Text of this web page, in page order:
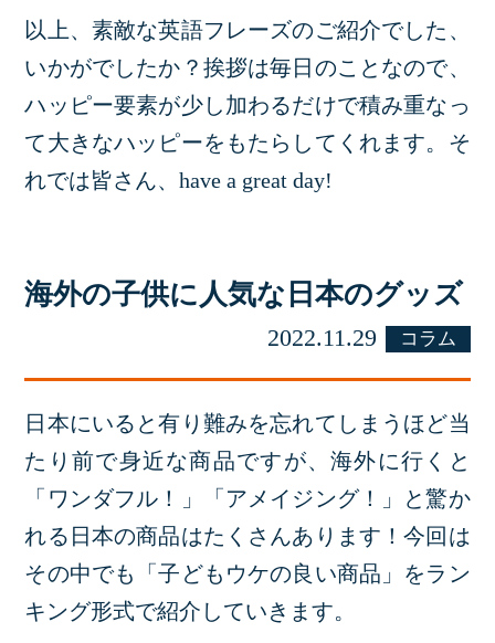
以上、素敵な英語フレーズのご紹介でした、
いかがでしたか？挨拶は毎日のことなので、
ハッピー要素が少し加わるだけで積み重なっ
て大きなハッピーをもたらしてくれます。そ
れでは皆さん、have a great day!
海外の子供に人気な日本のグッズ
2022.11.29 コラム
日本にいると有り難みを忘れてしまうほど当
たり前で身近な商品ですが、海外に行くと
「ワンダフル！」「アメイジング！」と驚か
れる日本の商品はたくさんあります！今回は
その中でも「子どもウケの良い商品」をラン
キング形式で紹介していきます。